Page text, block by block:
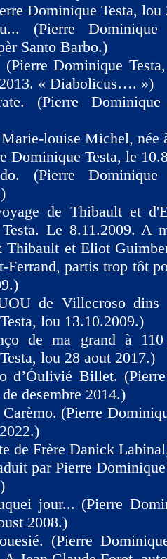
Dominique Testa, lou
(Pierre
Santo Barbo.)
(Pierre Dominique
« Diabolicus…. »)
(Pierre
louise Michel, née
Dominique Testa, le
(Pierre
de Thibault et
Le 8.11.2009. A
Thibault et Eliot
Ferrand, partis trop tôt
de Villecroso dins
lou 13.10.2009.)
de ma grand à
lou 28 aout 2017.)
d’Óulivié Billet.
desembre 2014.)
(Pierre
de Frère Danick
par Pierre
jour... (Pierre
2008.)
(Pierre